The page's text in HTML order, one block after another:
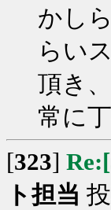
かし
らい
頂き
常に
[323]
ト担当